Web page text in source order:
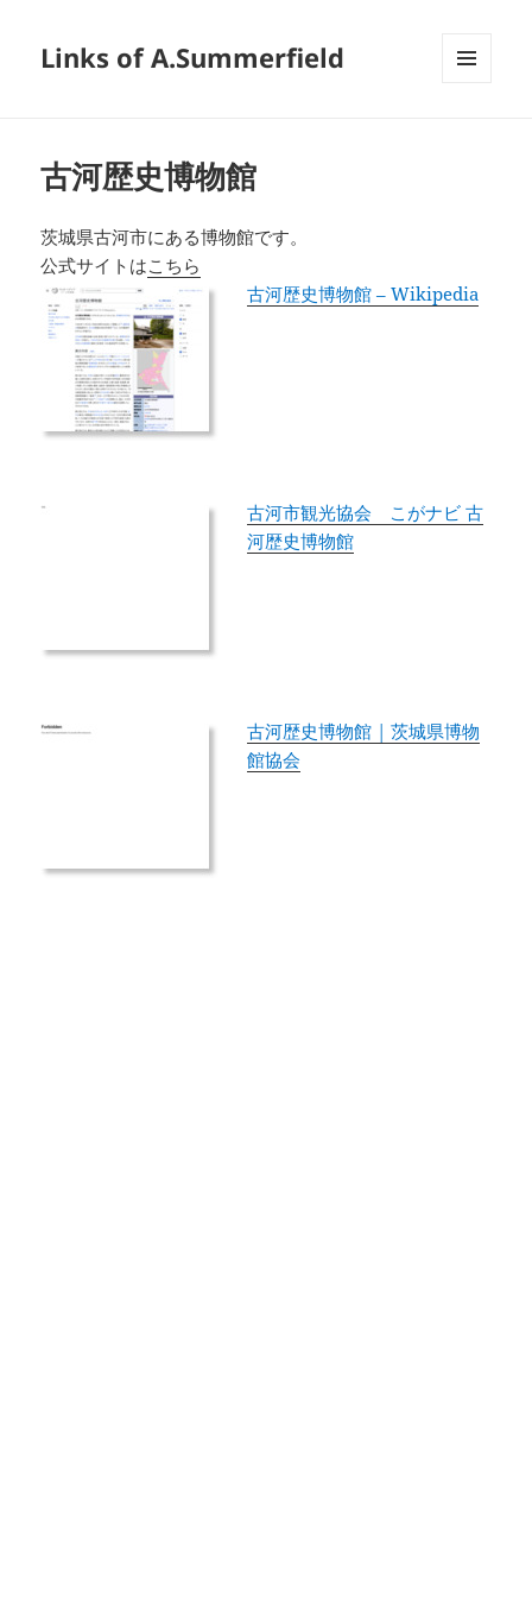
Links of A.Summerfield
古河歴史博物館
茨城県古河市にある博物館です。
公式サイトはこちら
古河歴史博物館 – Wikipedia
古河市観光協会 こがナビ 古
河歴史博物館
古河歴史博物館 | 茨城県博物
館協会